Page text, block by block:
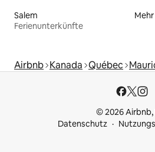
Salem
Ferienunterkünfte
Airbnb Kanada Québec
© 2026 Airbnb,
Datenschutz